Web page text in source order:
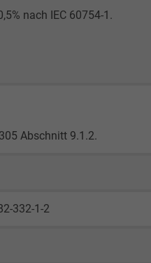
nach IEC 60754-1.
Abschnitt 9.1.2.
332-1-2